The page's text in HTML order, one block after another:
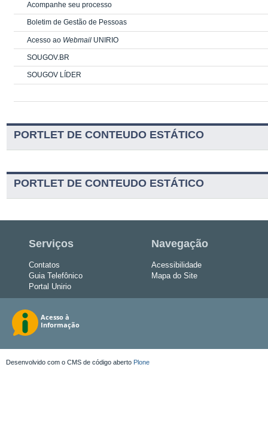
Acompanhe seu processo
Boletim de Gestão de Pessoas
Acesso ao Webmail UNIRIO
SOUGOV.BR
SOUGOV LÍDER
PORTLET DE CONTEUDO ESTÁTICO
PORTLET DE CONTEUDO ESTÁTICO
Serviços
Contatos
Guia Telefônico
Portal Unirio
Navegação
Acessibilidade
Mapa do Site
Desenvolvido com o CMS de código aberto Plone